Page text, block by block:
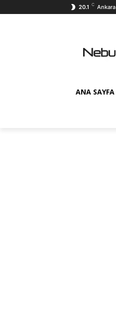
20.1 C Ankara
ANA SAYFA